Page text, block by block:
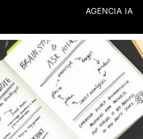
AGENCIA IA